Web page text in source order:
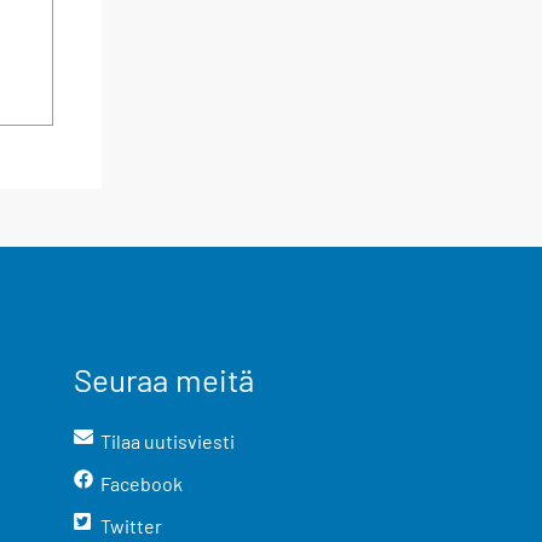
Seuraa meitä
Tilaa uutisviesti
Facebook
Twitter